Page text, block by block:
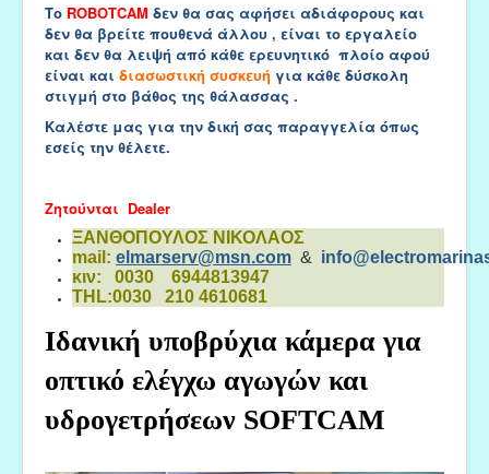
Το ROBOTCAM δεν θα σας αφήσει αδιάφορους και
δεν θα βρείτε πουθενά άλλου , είναι το εργαλείο
και δεν θα λειψή από κάθε ερευνητικό πλοίο αφού
είναι και διασωστική συσκευή για κάθε δύσκολη
στιγμή στο βάθος της θάλασσας .
Καλέστε μας για την δική σας παραγγελία όπως
εσείς την θέλετε.
Ζητούνται Dealer
ΞΑΝΘΟΠΟΥΛΟΣ ΝΙΚΟΛΑΟΣ
mail: elmarserv@msn.com &
κιν: 0030 6944813947
THL:0030 210 4610681
Ιδανική υποβρύχια κάμερα για
οπτικό ελέγχω αγωγών και
υδρογετρήσεων SOFTCAM